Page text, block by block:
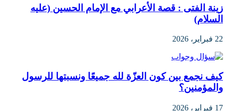
زينة الفتى : قصة الأعرابي مع الإمام الحسين (عليه
السلام)
22 فبراير، 2026
كيف نجمع بين كون العزّة لله جميعًا ونسبتها للرسول
والمؤمنين؟
17 فبراير، 2026